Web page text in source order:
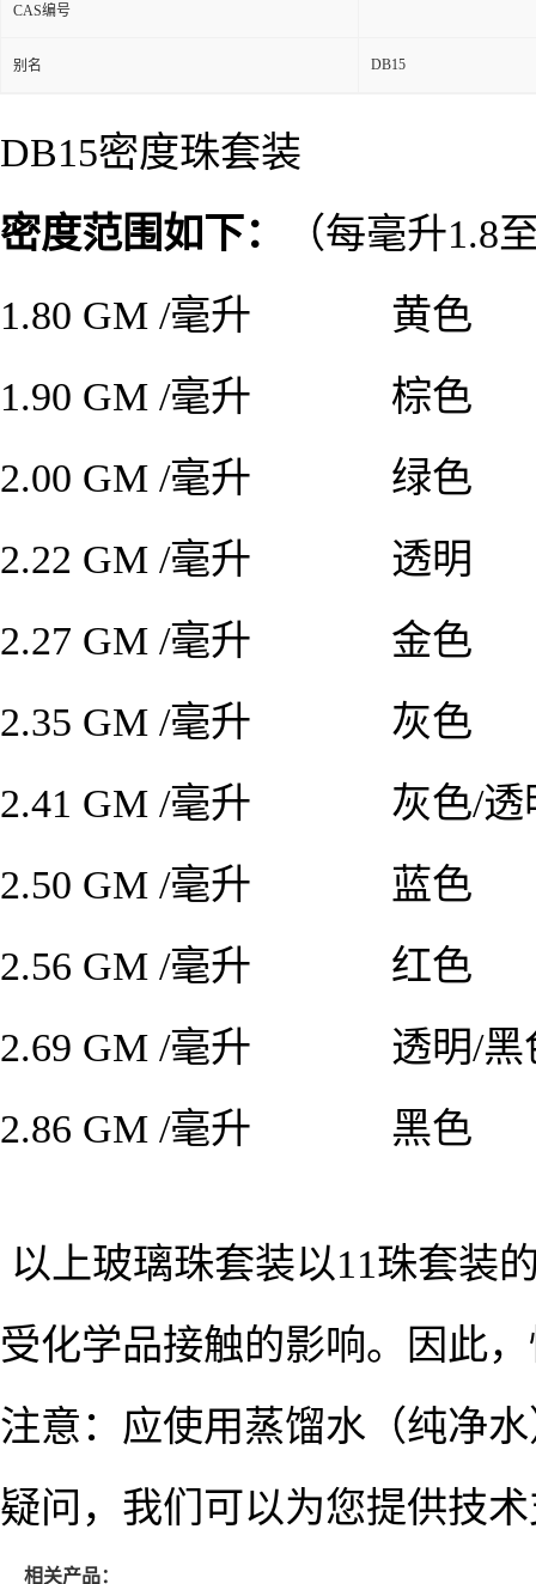
CAS编号
别名 DB15
DB15密度珠套装
密度范围如下：
（每毫升1.8
1.80 GM /毫升
黄色
1.90 GM /毫升
棕色
2.00 GM /毫升
绿色
2.22 GM /毫升
透明
2.27 GM /毫升
金色
2.35 GM /毫升
灰色
2.41 GM /毫升
灰色/透
2.50 GM /毫升
蓝色
2.56 GM /毫升
红色
2.69 GM /毫升
透明/黑
2.86 GM /毫升
黑色
以上玻璃珠套装以11珠套装
受化学品接触的影响。
因此
注意：应使用蒸馏水（纯净
疑问，我们可以为您提供技
相关产品：